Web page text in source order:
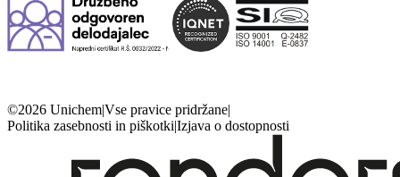
©2026 Unichem|Vse pravice pridržane|
Politika zasebnosti in piškotki|Izjava o dostopnosti